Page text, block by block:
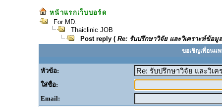
หน้าแรกเว็บบอร์ด
For MD.
Thaiclinic JOB
Post reply ( Re: รับปรึกษาวิจัย และวิเคราะห์ข้อ
ขอเชิญเพื่อนแ
หัวข้อ:
ใส่ชื่อ:
Email: